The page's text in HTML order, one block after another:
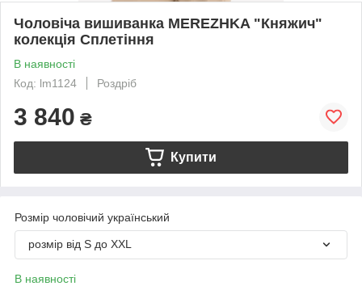
Чоловіча вишиванка MEREZHKA "Княжич"
колекція Сплетіння
В наявності
Код: lm1124
Роздріб
3 840 ₴
Купити
Розмір чоловічий український
розмір від S до XXL
В наявності